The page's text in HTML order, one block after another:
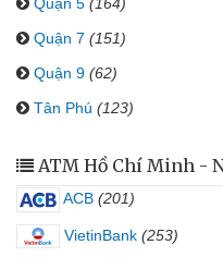
Quận 7 (151)
Quận 9 (62)
Tân Phú (123)
ATM Hồ Chí Minh -
ACB (201)
VietinBank (253)